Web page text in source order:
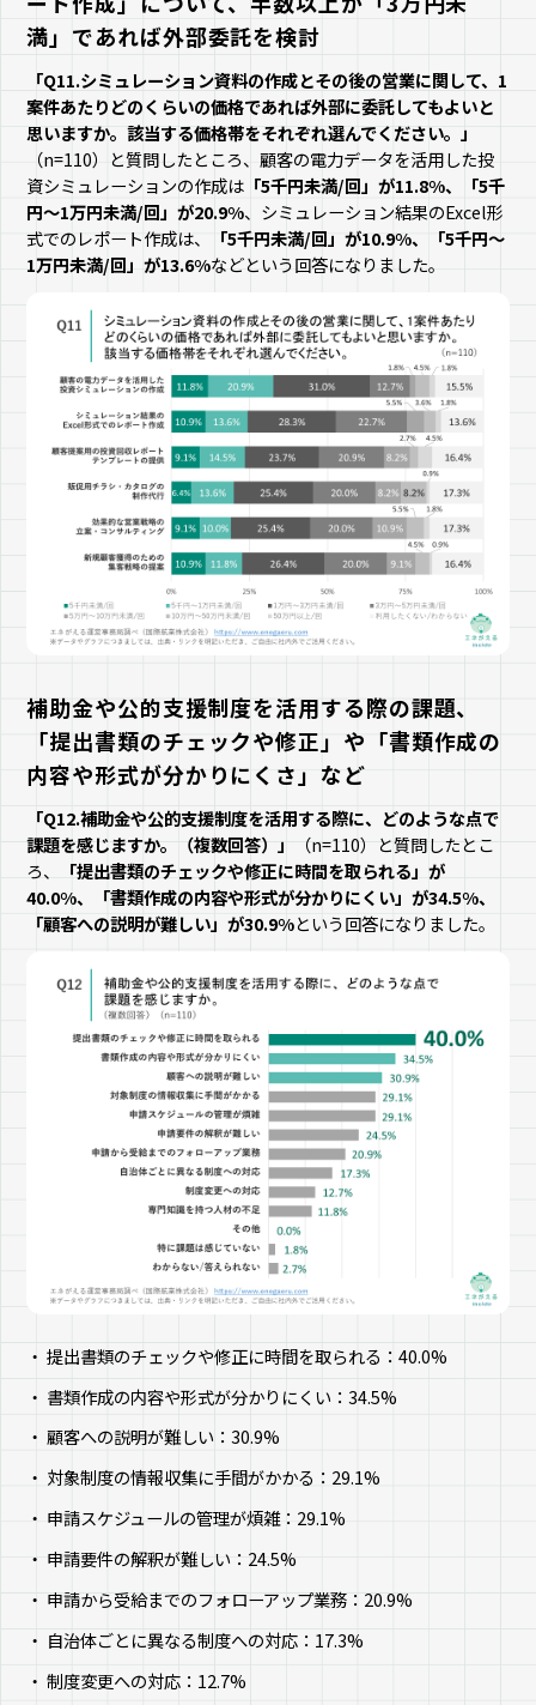
満」であれば外部委託を検討
「Q11.シミュレーション資料の作成とその後の営業に関して、1
案件あたりどのくらいの価格であれば外部に委託してもよいと
思いますか。該当する価格帯をそれぞれ選んでください。」
（n=110）と質問したところ、顧客の電力データを活用した投
資シミュレーションの作成は 「5千円未満/回」が11.8%、「5千
円～1万円未満/回」が20.9%、シミュレーション結果のExcel形
式でのレポート作成は、
「5千円未満/回」が10.9%、「5千円～
1万円未満/回」が13.6%などという回答になりました。
補助金や公的支援制度を活用する際の課題、
「提出書類のチェックや修正」や「書類作成の
内容や形式が分かりにくさ」など
「Q12.補助金や公的支援制度を活用する際に、どのような点で
課題を感じますか。（複数回答）」
（n=110）と質問したとこ
ろ、
「提出書類のチェックや修正に時間を取られる」が
40.0%、「書類作成の内容や形式が分かりにくい」が34.5%、
「顧客への説明が難しい」が30.9%という回答になりました。
提出書類のチェックや修正に時間を取られる：40.0%
書類作成の内容や形式が分かりにくい：34.5%
顧客への説明が難しい：30.9%
対象制度の情報収集に手間がかかる：29.1%
申請スケジュールの管理が煩雑：29.1%
申請要件の解釈が難しい：24.5%
申請から受給までのフォローアップ業務：20.9%
自治体ごとに異なる制度への対応：17.3%
制度変更への対応：12.7%